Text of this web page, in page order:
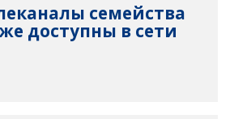
семейства
доступны в сети